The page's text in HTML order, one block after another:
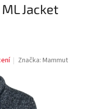
Jacket
Značka:Mammut